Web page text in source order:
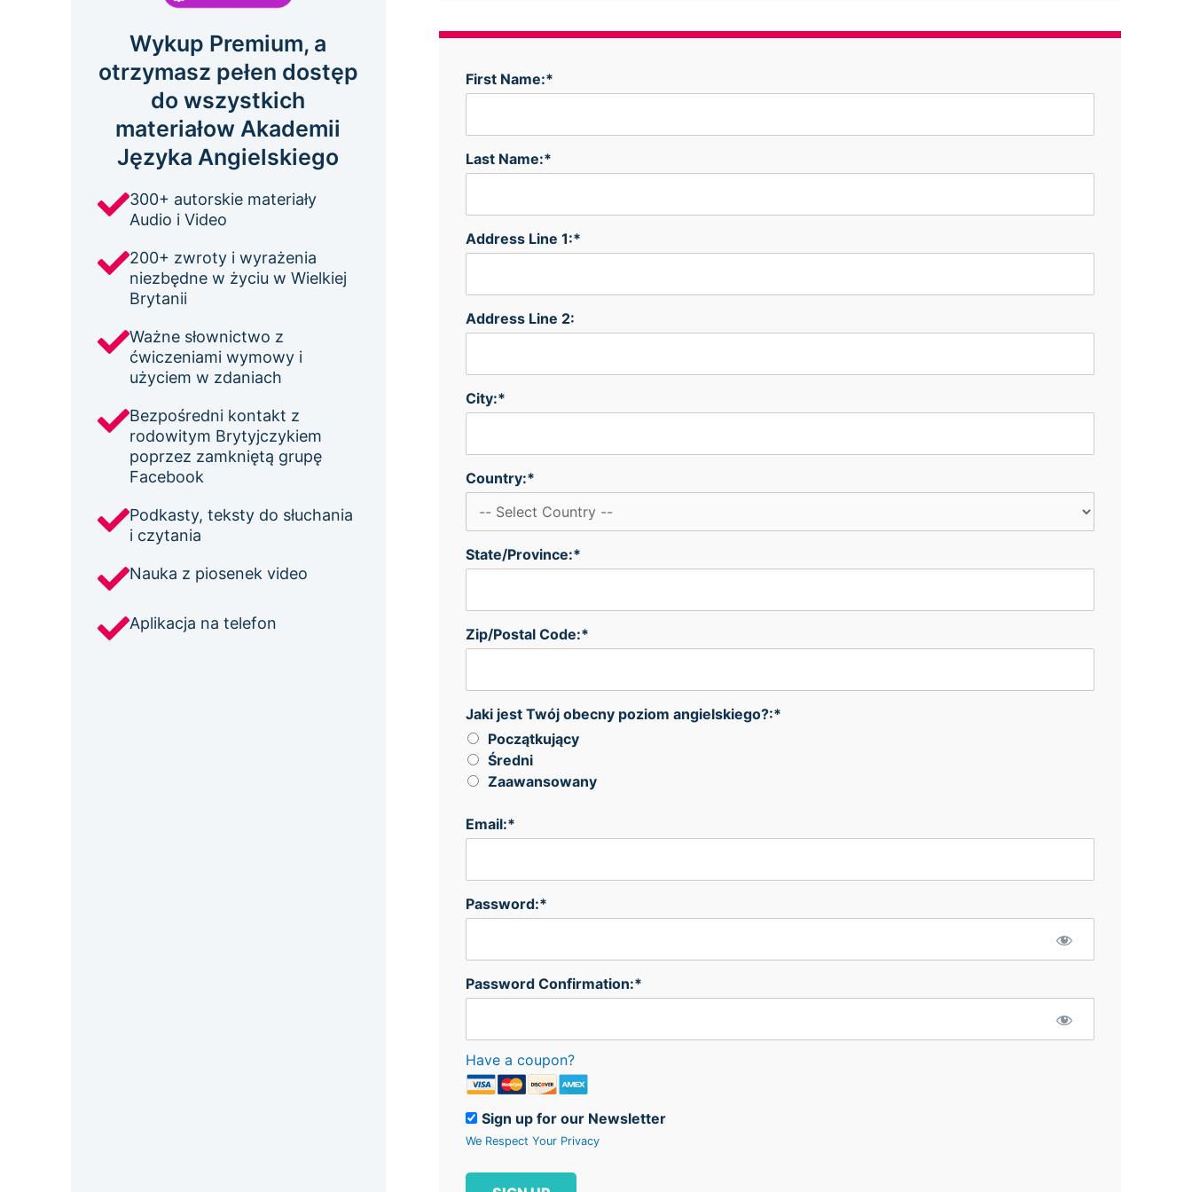
Wykup Premium, a
otrzymasz pełen dostęp
do wszystkich
materiałow Akademii
Języka Angielskiego
300+ autorskie materiały
Audio i Video
200+ zwroty i wyrażenia
niezbędne w życiu w Wielkiej
Brytanii
Ważne słownictwo z
ćwiczeniami wymowy i
użyciem w zdaniach
Bezpośredni kontakt z
rodowitym Brytyjczykiem
poprzez zamkniętą grupę
Facebook
Podkasty, teksty do słuchania
i czytania
Nauka z piosenek video
Aplikacja na telefon
First Name:*
Last Name:*
Address Line 1:*
Address Line 2:
City:*
Country:*
State/Province:*
Zip/Postal Code:*
Jaki jest Twój obecny poziom angielskiego?
Jaki jest Twój obecny poziom angielskiego?:*
Początkujący
Średni
Zaawansowany
Email:*
Password:*
Password Confirmation:*
Have a coupon?
Sign up for our Newsletter
We Respect Your Privacy